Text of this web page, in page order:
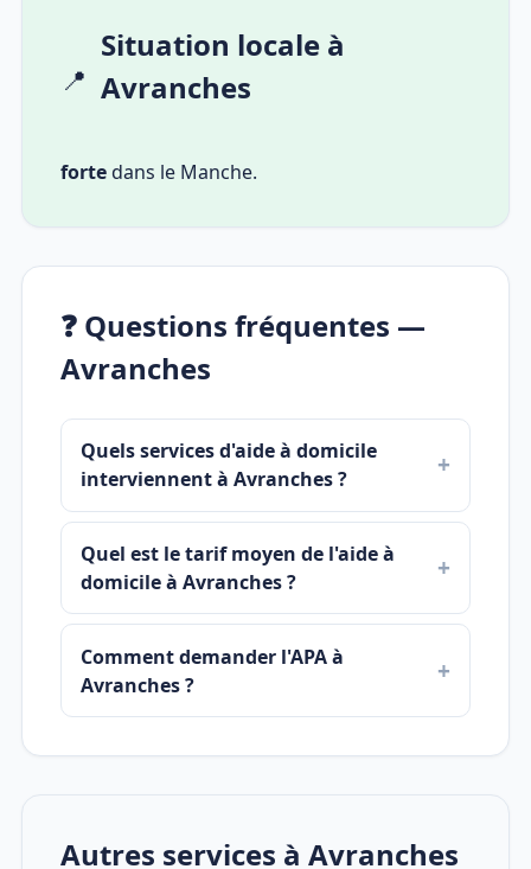
📍
Situation locale à
Avranches
fortedans le Manche.
❓ Questions fréquentes —
Avranches
Quels services d'aide à domicile
interviennent à Avranches ?
Quel est le tarif moyen de l'aide à
domicile à Avranches ?
Comment demander l'APA à
Avranches ?
Autres services à Avranches